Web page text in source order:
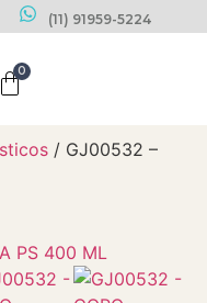
(11) 91959-5224
0
/ GJ00532 –